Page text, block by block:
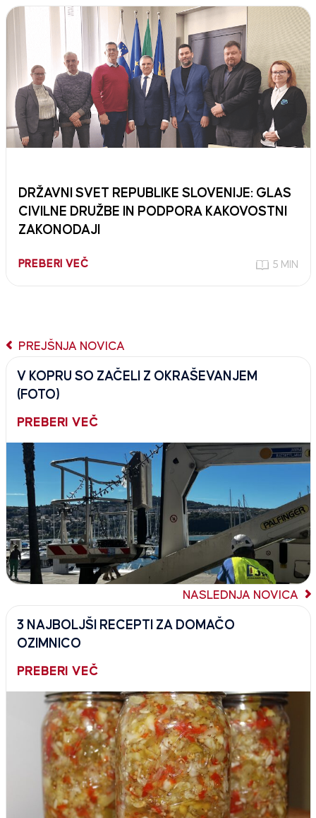
DRŽAVNI SVET REPUBLIKE SLOVENIJE: GLAS
CIVILNE DRUŽBE IN PODPORA KAKOVOSTNI
ZAKONODAJI
PREBERI VEČ 5 MIN
PREJŠNJA NOVICA
V KOPRU SO ZAČELI Z OKRAŠEVANJEM
(FOTO)
PREBERI VEČ
NASLEDNJA NOVICA
3 NAJBOLJŠI RECEPTI ZA DOMAČO
OZIMNICO
PREBERI VEČ